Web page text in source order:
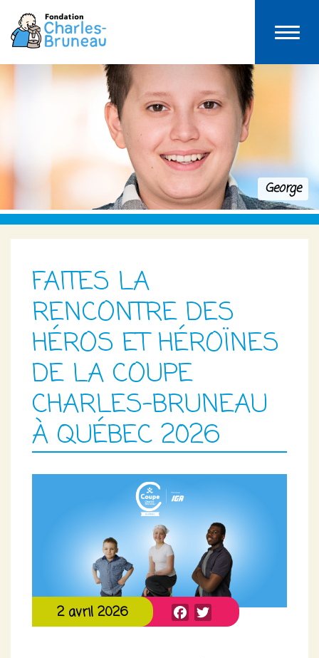
George
FAITES LA
RENCONTRE DES
HÉROS ET HÉROÏNES
DE LA COUPE
CHARLES-BRUNEAU
À QUÉBEC 2026
2 avril 2026 Facebook
Twitter